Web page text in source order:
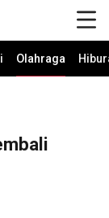
Olahraga